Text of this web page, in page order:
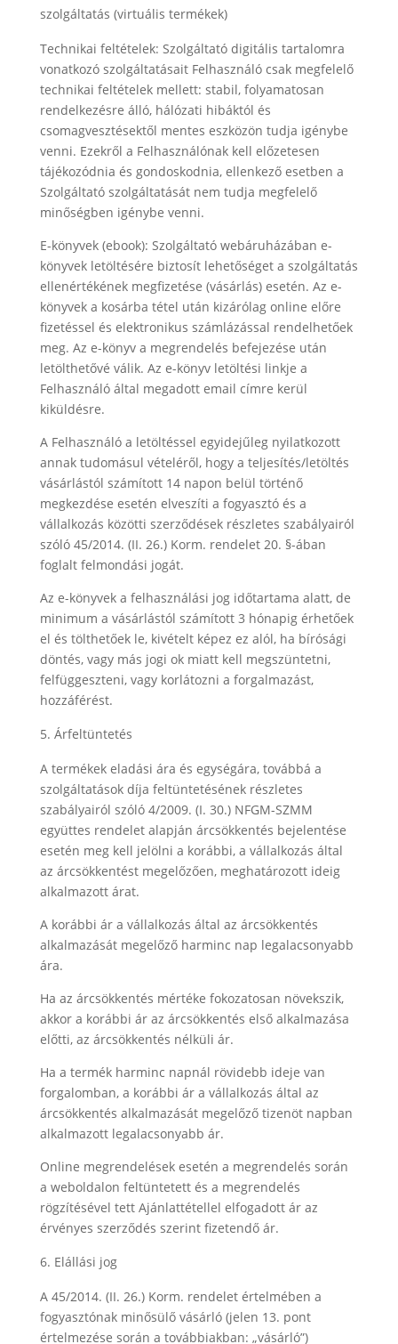
szolgáltatás (virtuális termékek)
Technikai feltételek: Szolgáltató digitális tartalomra
vonatkozó szolgáltatásait Felhasználó csak megfelelő
technikai feltételek mellett: stabil, folyamatosan
rendelkezésre álló, hálózati hibáktól és
csomagvesztésektől mentes eszközön tudja igénybe
venni. Ezekről a Felhasználónak kell előzetesen
tájékozódnia és gondoskodnia, ellenkező esetben a
Szolgáltató szolgáltatását nem tudja megfelelő
minőségben igénybe venni.
E-könyvek (ebook): Szolgáltató webáruházában e-
könyvek letöltésére biztosít lehetőséget a szolgáltatás
ellenértékének megfizetése (vásárlás) esetén. Az e-
könyvek a kosárba tétel után kizárólag online előre
fizetéssel és elektronikus számlázással rendelhetőek
meg. Az e-könyv a megrendelés befejezése után
letölthetővé válik. Az e-könyv letöltési linkje a
Felhasználó által megadott email címre kerül
kiküldésre.
A Felhasználó a letöltéssel egyidejűleg nyilatkozott
annak tudomásul vételéről, hogy a teljesítés/letöltés
vásárlástól számított 14 napon belül történő
megkezdése esetén elveszíti a fogyasztó és a
vállalkozás közötti szerződések részletes szabályairól
szóló 45/2014. (II. 26.) Korm. rendelet 20. §-ában
foglalt felmondási jogát.
Az e-könyvek a felhasználási jog időtartama alatt, de
minimum a vásárlástól számított 3 hónapig érhetőek
el és tölthetőek le, kivételt képez ez alól, ha bírósági
döntés, vagy más jogi ok miatt kell megszüntetni,
felfüggeszteni, vagy korlátozni a forgalmazást,
hozzáférést.
Árfeltüntetés
A termékek eladási ára és egységára, továbbá a
szolgáltatások díja feltüntetésének részletes
szabályairól szóló 4/2009. (I. 30.) NFGM-SZMM
együttes rendelet alapján árcsökkentés bejelentése
esetén meg kell jelölni a korábbi, a vállalkozás által
az árcsökkentést megelőzően, meghatározott ideig
alkalmazott árat.
A korábbi ár a vállalkozás által az árcsökkentés
alkalmazását megelőző harminc nap legalacsonyabb
ára.
Ha az árcsökkentés mértéke fokozatosan növekszik,
akkor a korábbi ár az árcsökkentés első alkalmazása
előtti, az árcsökkentés nélküli ár.
Ha a termék harminc napnál rövidebb ideje van
forgalomban, a korábbi ár a vállalkozás által az
árcsökkentés alkalmazását megelőző tizenöt napban
alkalmazott legalacsonyabb ár.
Online megrendelések esetén a megrendelés során
a weboldalon feltüntetett és a megrendelés
rögzítésével tett Ajánlattétellel elfogadott ár az
érvényes szerződés szerint fizetendő ár.
Elállási jog
A 45/2014. (II. 26.) Korm. rendelet értelmében a
fogyasztónak minősülő vásárló (jelen 13. pont
értelmezése során a továbbiakban: „vásárló”)